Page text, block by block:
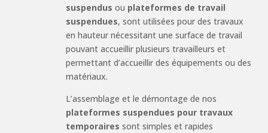
suspendusou plateformes de travail
suspendues, sont utilisées pour des travaux
en hauteur nécessitant une surface de travail
pouvant accueillir plusieurs travailleurs et
permettant d’accueillir des équipements ou des
matériaux.
L’assemblage et le démontage de nos
plateformes suspendues pour travaux
temporaires sont simples et rapides